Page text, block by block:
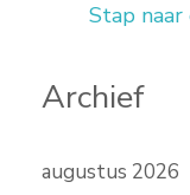
Stap
Archief
augustus 2026